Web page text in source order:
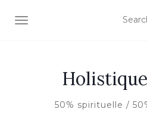
AFFICHER/MASQUER LA
50% spirituelle /